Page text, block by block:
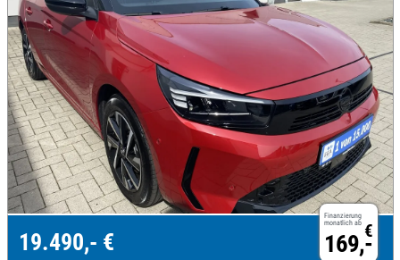
Finanzierung
monatlich ab €
169,-
19.490,- €